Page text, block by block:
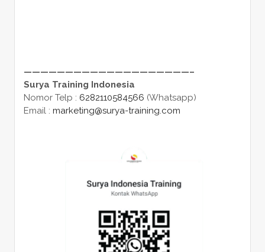
————————————————————–
Surya Training Indonesia
Nomor Telp : 6282110584566 (Whatsapp)
Email : marketing@surya-training.com